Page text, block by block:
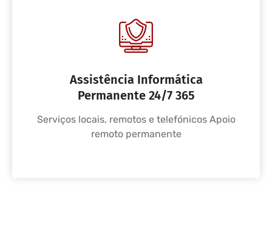
Assistência Informática
Permanente 24/7 365
Serviços locais, remotos e telefónicos Apoio
remoto permanente